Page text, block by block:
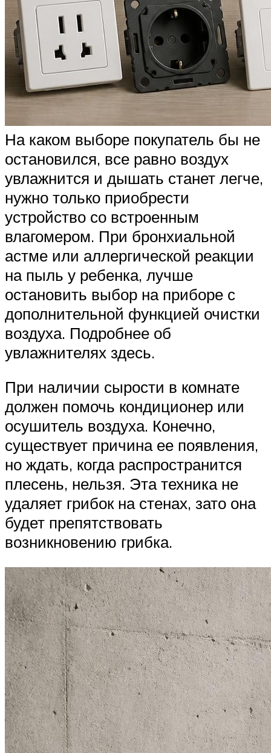
На каком выборе покупатель бы не
остановился, все равно воздух
увлажнится и дышать станет легче,
нужно только приобрести
устройство со встроенным
влагомером. При бронхиальной
астме или аллергической реакции
на пыль у ребенка, лучше
остановить выбор на приборе с
дополнительной функцией очистки
воздуха. Подробнее об
увлажнителях здесь.
При наличии сырости в комнате
должен помочь кондиционер или
осушитель воздуха. Конечно,
существует причина ее появления,
но ждать, когда распространится
плесень, нельзя. Эта техника не
удаляет грибок на стенах, зато она
будет препятствовать
возникновению грибка.